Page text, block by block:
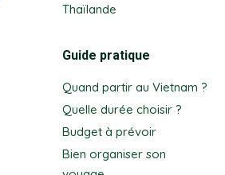
Thaïlande
Guide pratique
Quand partir au Vietnam ?
Quelle durée choisir ?
Budget à prévoir
Bien organiser son